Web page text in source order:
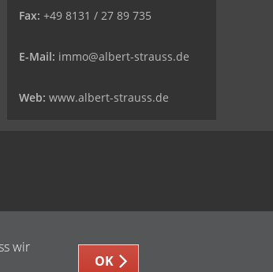
wir
OK
Fax: +49 8131 / 27 89 735
E-Mail: immo@albert-strauss.de
Web: www.albert-strauss.de